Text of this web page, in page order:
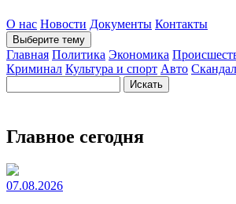
О нас Новости Документы Контакты
Выберите тему
Главная Политика Экономика
Криминал Культура и спорт Авто
Главное сегодня
07.08.2026